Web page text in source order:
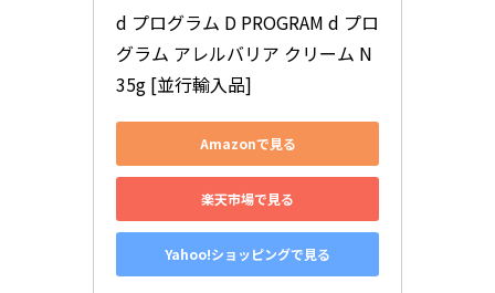
d プログラム D PROGRAM d プロ
グラム アレルバリア クリーム N
35g [並行輸入品]
Amazonで見る
楽天市場で見る
Yahoo!ショッピングで見る